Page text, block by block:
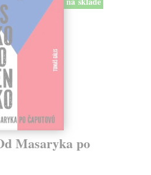
Masaryka po